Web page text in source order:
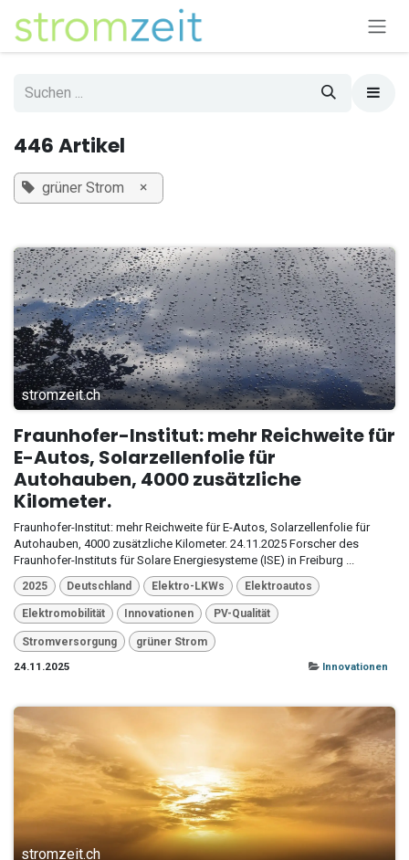
Zum Inhalt springen
446 Artikel
grüner Strom ×
stromzeit.ch
Fraunhofer-Institut: mehr Reichweite für
E-Autos, Solarzellenfolie für
Autohauben, 4000 zusätzliche
Kilometer.
Fraunhofer-Institut: mehr Reichweite für E-Autos, Solarzellenfolie für
Autohauben, 4000 zusätzliche Kilometer. 24.11.2025 Forscher des
Fraunhofer-Instituts für Solare Energiesysteme (ISE) in Freiburg ...
2025 Deutschland Elektro-LKWs Elektroautos
Elektromobilität Innovationen PV-Qualität
Stromversorgung
grüner Strom
24.11.2025
Innovationen
stromzeit.ch